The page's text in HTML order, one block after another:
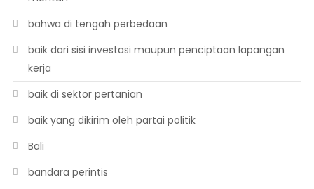
bahwa di tengah perbedaan
baik dari sisi investasi maupun penciptaan lapangan
kerja
baik di sektor pertanian
baik yang dikirim oleh partai politik
Bali
bandara perintis